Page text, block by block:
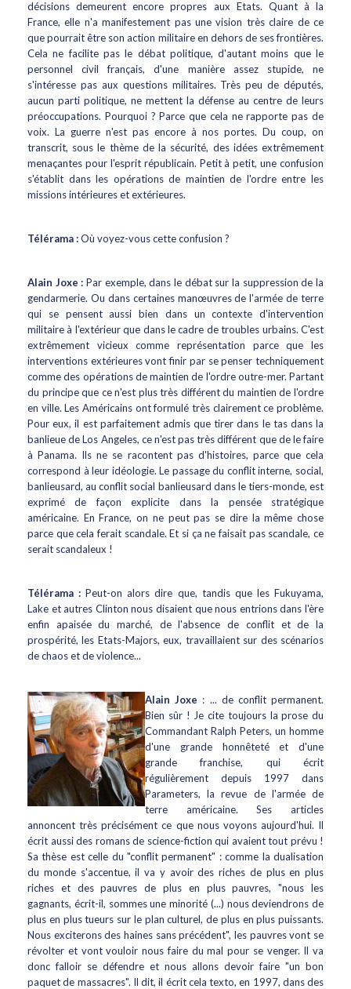
décisions demeurent encore propres aux Etats. Quant à la
France, elle n'a manifestement pas une vision très claire de ce
que pourrait être son action militaire en dehors de ses frontières.
Cela ne facilite pas le débat politique, d'autant moins que le
personnel civil français, d'une manière assez stupide, ne
s'intéresse pas aux questions militaires. Très peu de députés,
aucun parti politique, ne mettent la défense au centre de leurs
préoccupations. Pourquoi ? Parce que cela ne rapporte pas de
voix. La guerre n'est pas encore à nos portes. Du coup, on
transcrit, sous le thème de la sécurité, des idées extrêmement
menaçantes pour l'esprit républicain. Petit à petit, une confusion
s'établit dans les opérations de maintien de l'ordre entre les
missions intérieures et extérieures.
Télérama :Où voyez-vous cette confusion ?
Alain Joxe : Par exemple, dans le débat sur la suppression de la
gendarmerie. Ou dans certaines manœuvres de l'armée de terre
qui se pensent aussi bien dans un contexte d'intervention
militaire à l'extérieur que dans le cadre de troubles urbains. C'est
extrêmement vicieux comme représentation parce que les
interventions extérieures vont finir par se penser techniquement
comme des opérations de maintien de l'ordre outre-mer. Partant
du principe que ce n'est plus très différent du maintien de l'ordre
en ville. Les Américains ont formulé très clairement ce problème.
Pour eux, il est parfaitement admis que tirer dans le tas dans la
banlieue de Los Angeles, ce n'est pas très différent que de le faire
à Panama. Ils ne se racontent pas d'histoires, parce que cela
correspond à leur idéologie. Le passage du conflit interne, social,
banlieusard, au conflit social banlieusard dans le tiers-monde, est
exprimé de façon explicite dans la pensée stratégique
américaine. En France, on ne peut pas se dire la même chose
parce que cela ferait scandale. Et si ça ne faisait pas scandale, ce
serait scandaleux !
Télérama : Peut-on alors dire que, tandis que les Fukuyama,
Lake et autres Clinton nous disaient que nous entrions dans l'ère
enfin apaisée du marché, de l'absence de conflit et de la
prospérité, les Etats-Majors, eux, travaillaient sur des scénarios
de chaos et de violence...
Alain Joxe : ... de conflit permanent.
Bien sûr ! Je cite toujours la prose du
Commandant Ralph Peters, un homme
d'une grande honnêteté et d'une
grande franchise, qui écrit
régulièrement depuis 1997 dans
Parameters, la revue de l'armée de
terre américaine. Ses articles
annoncent très précisément ce que nous voyons aujourd'hui. Il
écrit aussi des romans de science-fiction qui avaient tout prévu !
Sa thèse est celle du "conflit permanent" : comme la dualisation
du monde s'accentue, il va y avoir des riches de plus en plus
riches et des pauvres de plus en plus pauvres, "nous les
gagnants, écrit-il, sommes une minorité (...) nous deviendrons de
plus en plus tueurs sur le plan culturel, de plus en plus puissants.
Nous exciterons des haines sans précédent", les pauvres vont se
révolter et vont vouloir nous faire du mal pour se venger. Il va
donc falloir se défendre et nous allons devoir faire "un bon
paquet de massacres". Il dit, il écrit cela texto, en 1997, dans des